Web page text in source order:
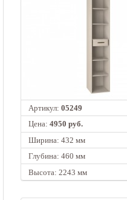
Артикул: 05249
Цена: 4950 руб.
Ширина: 432 мм
Глубина: 460 мм
Высота: 2243 мм